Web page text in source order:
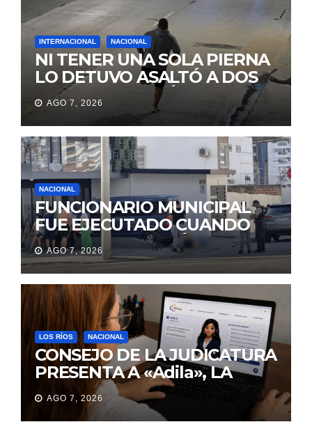
INTERNACIONAL NACIONAL
NI TENER UNA SOLA PIERNA
LO DETUVO ASALTÓ A DOS
MUJERES Y HUYÓ
BRINCANDO.
AGO 7, 2026
NACIONAL
FUNCIONARIO MUNICIPAL
FUE EJECUTADO CUANDO
IBA A UNA REUNIÓN DE
TRABAJO EN MANTA
AGO 7, 2026
LOS RÍOS NACIONAL
CONSEJO DE LA JUDICATURA
PRESENTA A «Adila», LA
ASISTENTE VIRTUAL QUE
ORIENTA A LA CIUDADANÍA
AGO 7, 2026